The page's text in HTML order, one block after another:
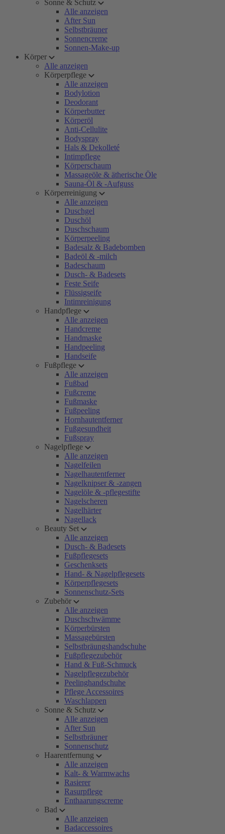
Sonne & Schutz
Alle anzeigen
After Sun
Selbstbräuner
Sonnencreme
Sonnen-Make-up
Körper
Alle anzeigen
Körperpflege
Alle anzeigen
Bodylotion
Deodorant
Körperbutter
Körperöl
Anti-Cellulite
Bodyspray
Hals & Dekolleté
Intimpflege
Körperschaum
Massageöle & ätherische Öle
Sauna-Öl & -Aufguss
Körperreinigung
Alle anzeigen
Duschgel
Duschöl
Duschschaum
Körperpeeling
Badesalz & Badebomben
Badeöl & -milch
Badeschaum
Dusch- & Badesets
Feste Seife
Flüssigseife
Intimreinigung
Handpflege
Alle anzeigen
Handcreme
Handmaske
Handpeeling
Handseife
Fußpflege
Alle anzeigen
Fußbad
Fußcreme
Fußmaske
Fußpeeling
Hornhautentferner
Fußgesundheit
Fußspray
Nagelpflege
Alle anzeigen
Nagelfeilen
Nagelhautentferner
Nagelknipser & -zangen
Nagelöle & -pflegestifte
Nagelscheren
Nagelhärter
Nagellack
Beauty Set
Alle anzeigen
Dusch- & Badesets
Fußpflegesets
Geschenksets
Hand- & Nagelpflegesets
Körperpflegesets
Sonnenschutz-Sets
Zubehör
Alle anzeigen
Duschschwämme
Körperbürsten
Massagebürsten
Selbstbräungshandschuhe
Fußpflegezubehör
Hand & Fuß-Schmuck
Nagelpflegezubehör
Peelinghandschuhe
Pflege Accessoires
Waschlappen
Sonne & Schutz
Alle anzeigen
After Sun
Selbstbräuner
Sonnenschutz
Haarentfernung
Alle anzeigen
Kalt- & Warmwachs
Rasierer
Rasurpflege
Enthaarungscreme
Bad
Alle anzeigen
Badaccessoires